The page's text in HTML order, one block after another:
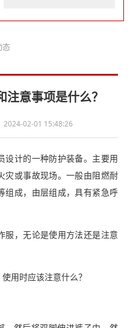
态
意事项是什么？
2024-02-01 15:48:26
设计的一种防护装备。主要用
灾或事故现场。一般由阻燃耐
组成，由层组成，具有紧急呼
服，无论是使用方法还是注意
用时应该注意什么？